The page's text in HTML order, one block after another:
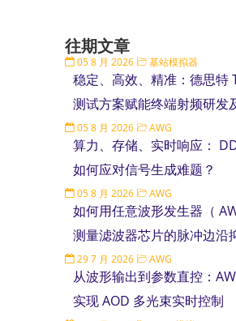
往期文章
05 8 月 2026 基站模拟器
稳定、高效、精准：德思特
测试方案赋能终端射频研发
05 8 月 2026 AWG
算力、存储、实时响应：
如何应对信号生成难题？
05 8 月 2026 AWG
如何用任意波形发生器（
测量滤波器芯片的脉冲边沿
29 7 月 2026 AWG
从波形输出到参数直控：
实现 AOD 多光束实时控制